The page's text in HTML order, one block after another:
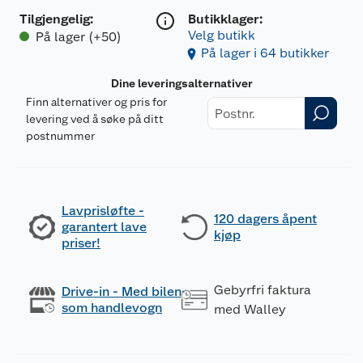
Tilgjengelig:
På lager (+50)
Butikklager:
Velg butikk
På lager i 64 butikker
Dine leveringsalternativer
Finn alternativer og pris for
levering ved å søke på ditt
postnummer
Lavprisløfte -
garantert lave
priser!
120 dagers åpent
kjøp
Drive-in - Med bilen
som handlevogn
Gebyrfri faktura
med Walley